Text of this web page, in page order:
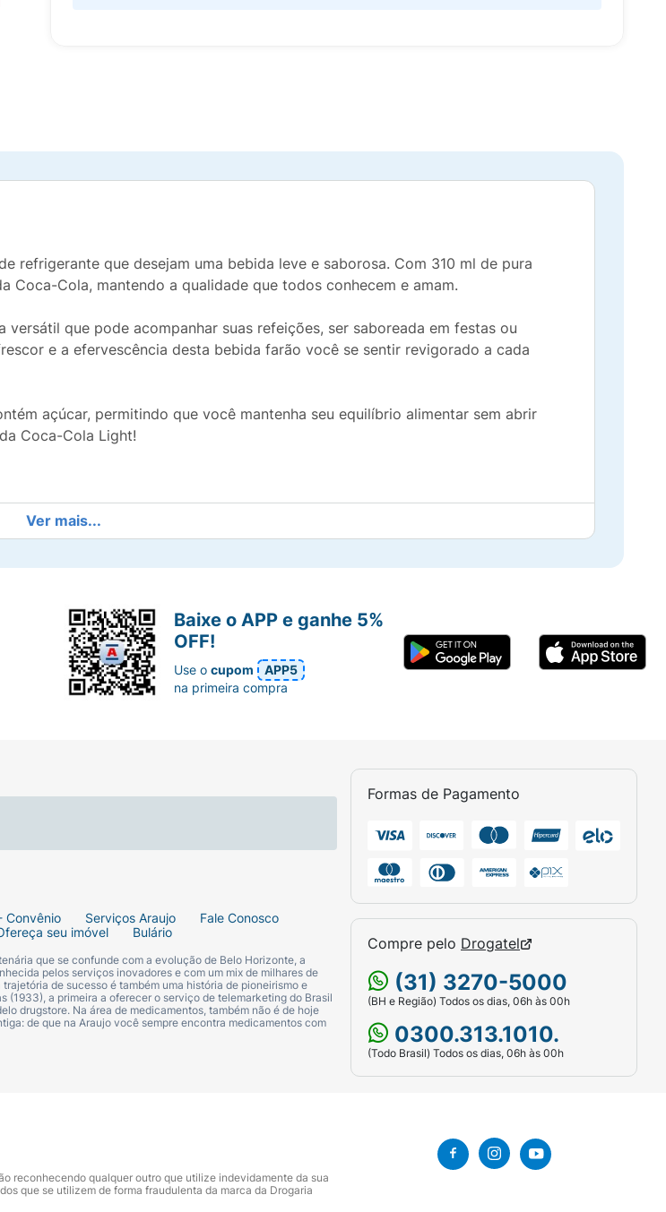
refrigerante que desejam uma bebida leve e saborosa. Com 310 ml de pura
Coca-Cola, mantendo a qualidade que todos conhecem e amam.
que pode acompanhar suas refeições, ser saboreada em festas ou
e a efervescência desta bebida farão você se sentir revigorado a cada
açúcar, permitindo que você mantenha seu equilíbrio alimentar sem abrir
Coca-Cola Light!
caramelo IV, acidulante ácido fosfórico, edulcorantes aspartame (24mg)
de sódio, estabilizante citrato de sódio.
Ver mais...
Convênio Serviços Araujo
Fale Conosco
seu imóvel Bulário
que se confunde com a evolução de Belo Horizonte, a
pelos serviços inovadores e com um mix de milhares de
de sucesso é também uma história de pioneirismo e
(1933), a primeira a oferecer o serviço de telemarketing do Brasil
drugstore. Na área de medicamentos, também não é de hoje
de que na Araujo você sempre encontra medicamentos com
Formas de Pagamento
Compre pelo Drogatel
(31) 3270-5000
(BH e Região) Todos os dias, 06h às 00h
0300.313.1010.
(Todo Brasil) Todos os dias, 06h às 00h
Baixe o APP e ganhe 5%
OFF!
Use ocupom
APP5
na primeira compra
reconhecendo qualquer outro que utilize indevidamente da sua
que se utilizem de forma fraudulenta da marca da Drogaria